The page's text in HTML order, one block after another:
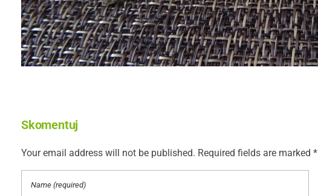
Skomentuj
Your email address will not be published. Required fields are marked *